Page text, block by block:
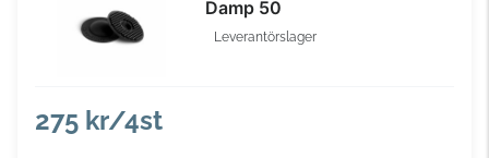
Damp 50
Leverantörslager
275 kr/4st